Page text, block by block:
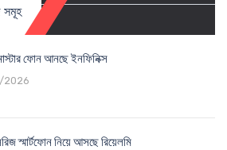
সমূহ
ফোন আনছে ইনফিনিক্স
স্মার্টফোন নিয়ে আসছে রিয়েলমি